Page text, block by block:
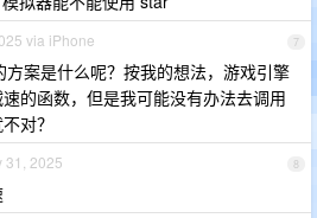
7
via iPhone
方案是什么呢？按我的想法，游戏引擎
的函数，但是我可能没有办法去调用
对？
8
31, 2025